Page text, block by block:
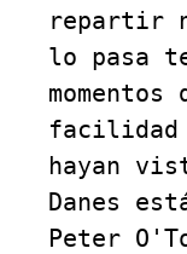
repartir
lo pasa
facilidad
hayan
Danes
Peter